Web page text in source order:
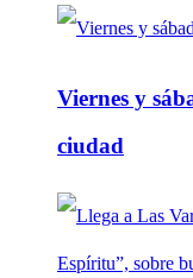
Viernes y
ciudad